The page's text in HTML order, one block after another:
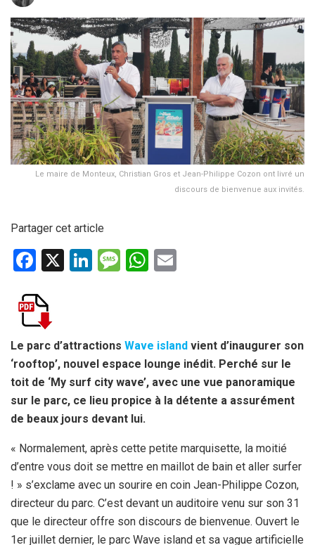
Le maire de Monteux, Christian Gros et Jean-Philippe Cozon ont livré un
discours de bienvenue aux invités.
Partager cet article
F
ce
b
o
o
k
X
Li
n
M
g
e
W
A
p
p
Le parc d’attractions Wave island vient d’inaugurer son
‘rooftop’, nouvel espace lounge inédit. Perché sur le
toit de ‘My surf city wave’, avec une vue panoramique
sur le parc, ce lieu propice à la détente a assurément
de beaux jours devant lui.
« Normalement, après cette petite marquisette, la moitié
d’entre vous doit se mettre en maillot de bain et aller surfer
! » s’exclame avec un sourire en coin Jean-Philippe Cozon,
directeur du parc. C’est devant un auditoire venu sur son 31
que le directeur offre son discours de bienvenue. Ouvert le
1er juillet dernier, le parc Wave island et sa vague artificielle